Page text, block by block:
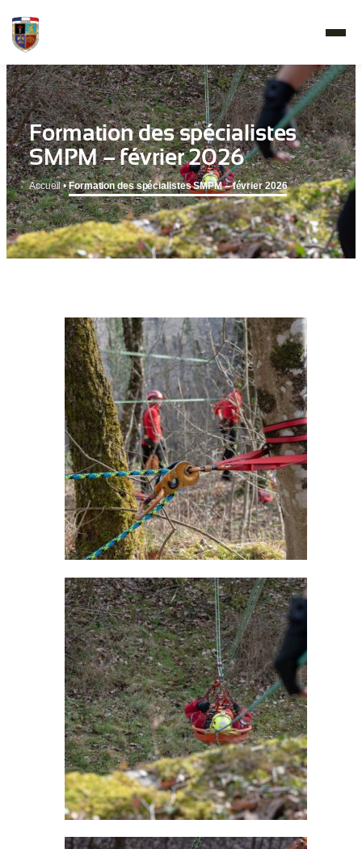
Formation des spécialistes
SMPM – février 2026
Accueil•Formation des spécialistes SMPM – février 2026